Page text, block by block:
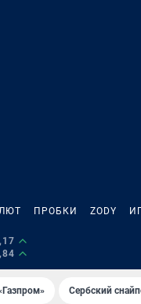
ПРОБКИ ZODY
Сербский